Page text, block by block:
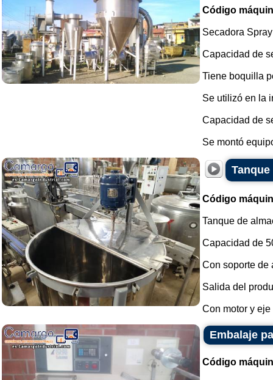
Código
Secadora
Capacidad de
Tiene boquilla
Se utilizó en la
Capacidad de
Se montó
Código
Tanque de
Capacidad de
Con soporte de
Salida del
Con motor y
Embalaje
Código